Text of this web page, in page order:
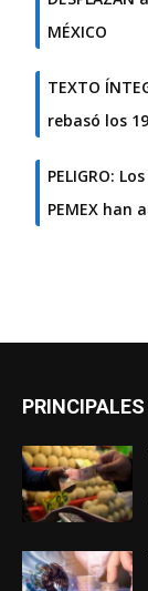
MÉXICO
TEXTO
rebasó los
PELIGRO:
PEMEX han
PRINCIPALES